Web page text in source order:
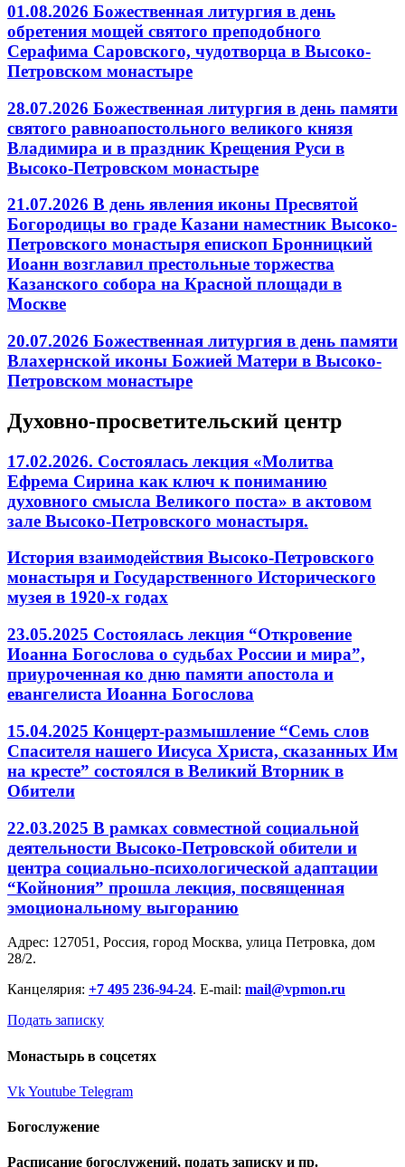
01.08.2026 Божественная литургия в день
обретения мощей святого преподобного
Серафима Саровского, чудотворца в Высоко-
Петровском монастыре
28.07.2026 Божественная литургия в день памяти
святого равноапостольного великого князя
Владимира и в праздник Крещения Руси в
Высоко-Петровском монастыре
21.07.2026 В день явления иконы Пресвятой
Богородицы во граде Казани наместник Высоко-
Петровского монастыря епископ Бронницкий
Иоанн возглавил престольные торжества
Казанского собора на Красной площади в
Москве
20.07.2026 Божественная литургия в день памяти
Влахернской иконы Божией Матери в Высоко-
Петровском монастыре
Духовно-просветительский центр
17.02.2026. Состоялась лекция «Молитва
Ефрема Сирина как ключ к пониманию
духовного смысла Великого поста» в актовом
зале Высоко-Петровского монастыря.
История взаимодействия Высоко-Петровского
монастыря и Государственного Исторического
музея в 1920-х годах
23.05.2025 Состоялась лекция “Откровение
Иоанна Богослова о судьбах России и мира”,
приуроченная ко дню памяти апостола и
евангелиста Иоанна Богослова
15.04.2025 Концерт-размышление “Семь слов
Спасителя нашего Иисуса Христа, сказанных Им
на кресте” состоялся в Великий Вторник в
Обители
22.03.2025 В рамках совместной социальной
деятельности Высоко-Петровской обители и
центра социально-психологической адаптации
“Койнония” прошла лекция, посвященная
эмоциональному выгоранию
Адрес: 127051, Россия, город Москва, улица Петровка, дом
28/2.
Канцелярия: +7 495 236-94-24. E-mail: mail@vpmon.ru
Подать записку
Монастырь в соцсетях
VkYoutube Telegram
Богослужение
Расписание богослужений, подать записку и пр.